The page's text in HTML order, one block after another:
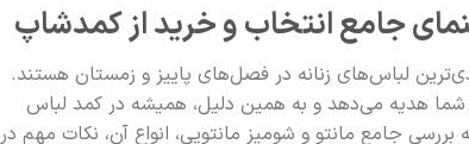
جامع انتخاب و خرید از کمدشاپ
لباس‌های زنانه در فصل‌های پاییز و زمستان هستند.
هدیه می‌دهد و به همین دلیل، همیشه در کمد لباس
بررسی جامع مانتو و شومیز مانتویی، انواع آن، نکات مهم در